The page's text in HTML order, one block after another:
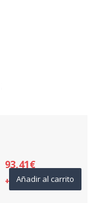
93,41€
+ IVAAñadir al carrito